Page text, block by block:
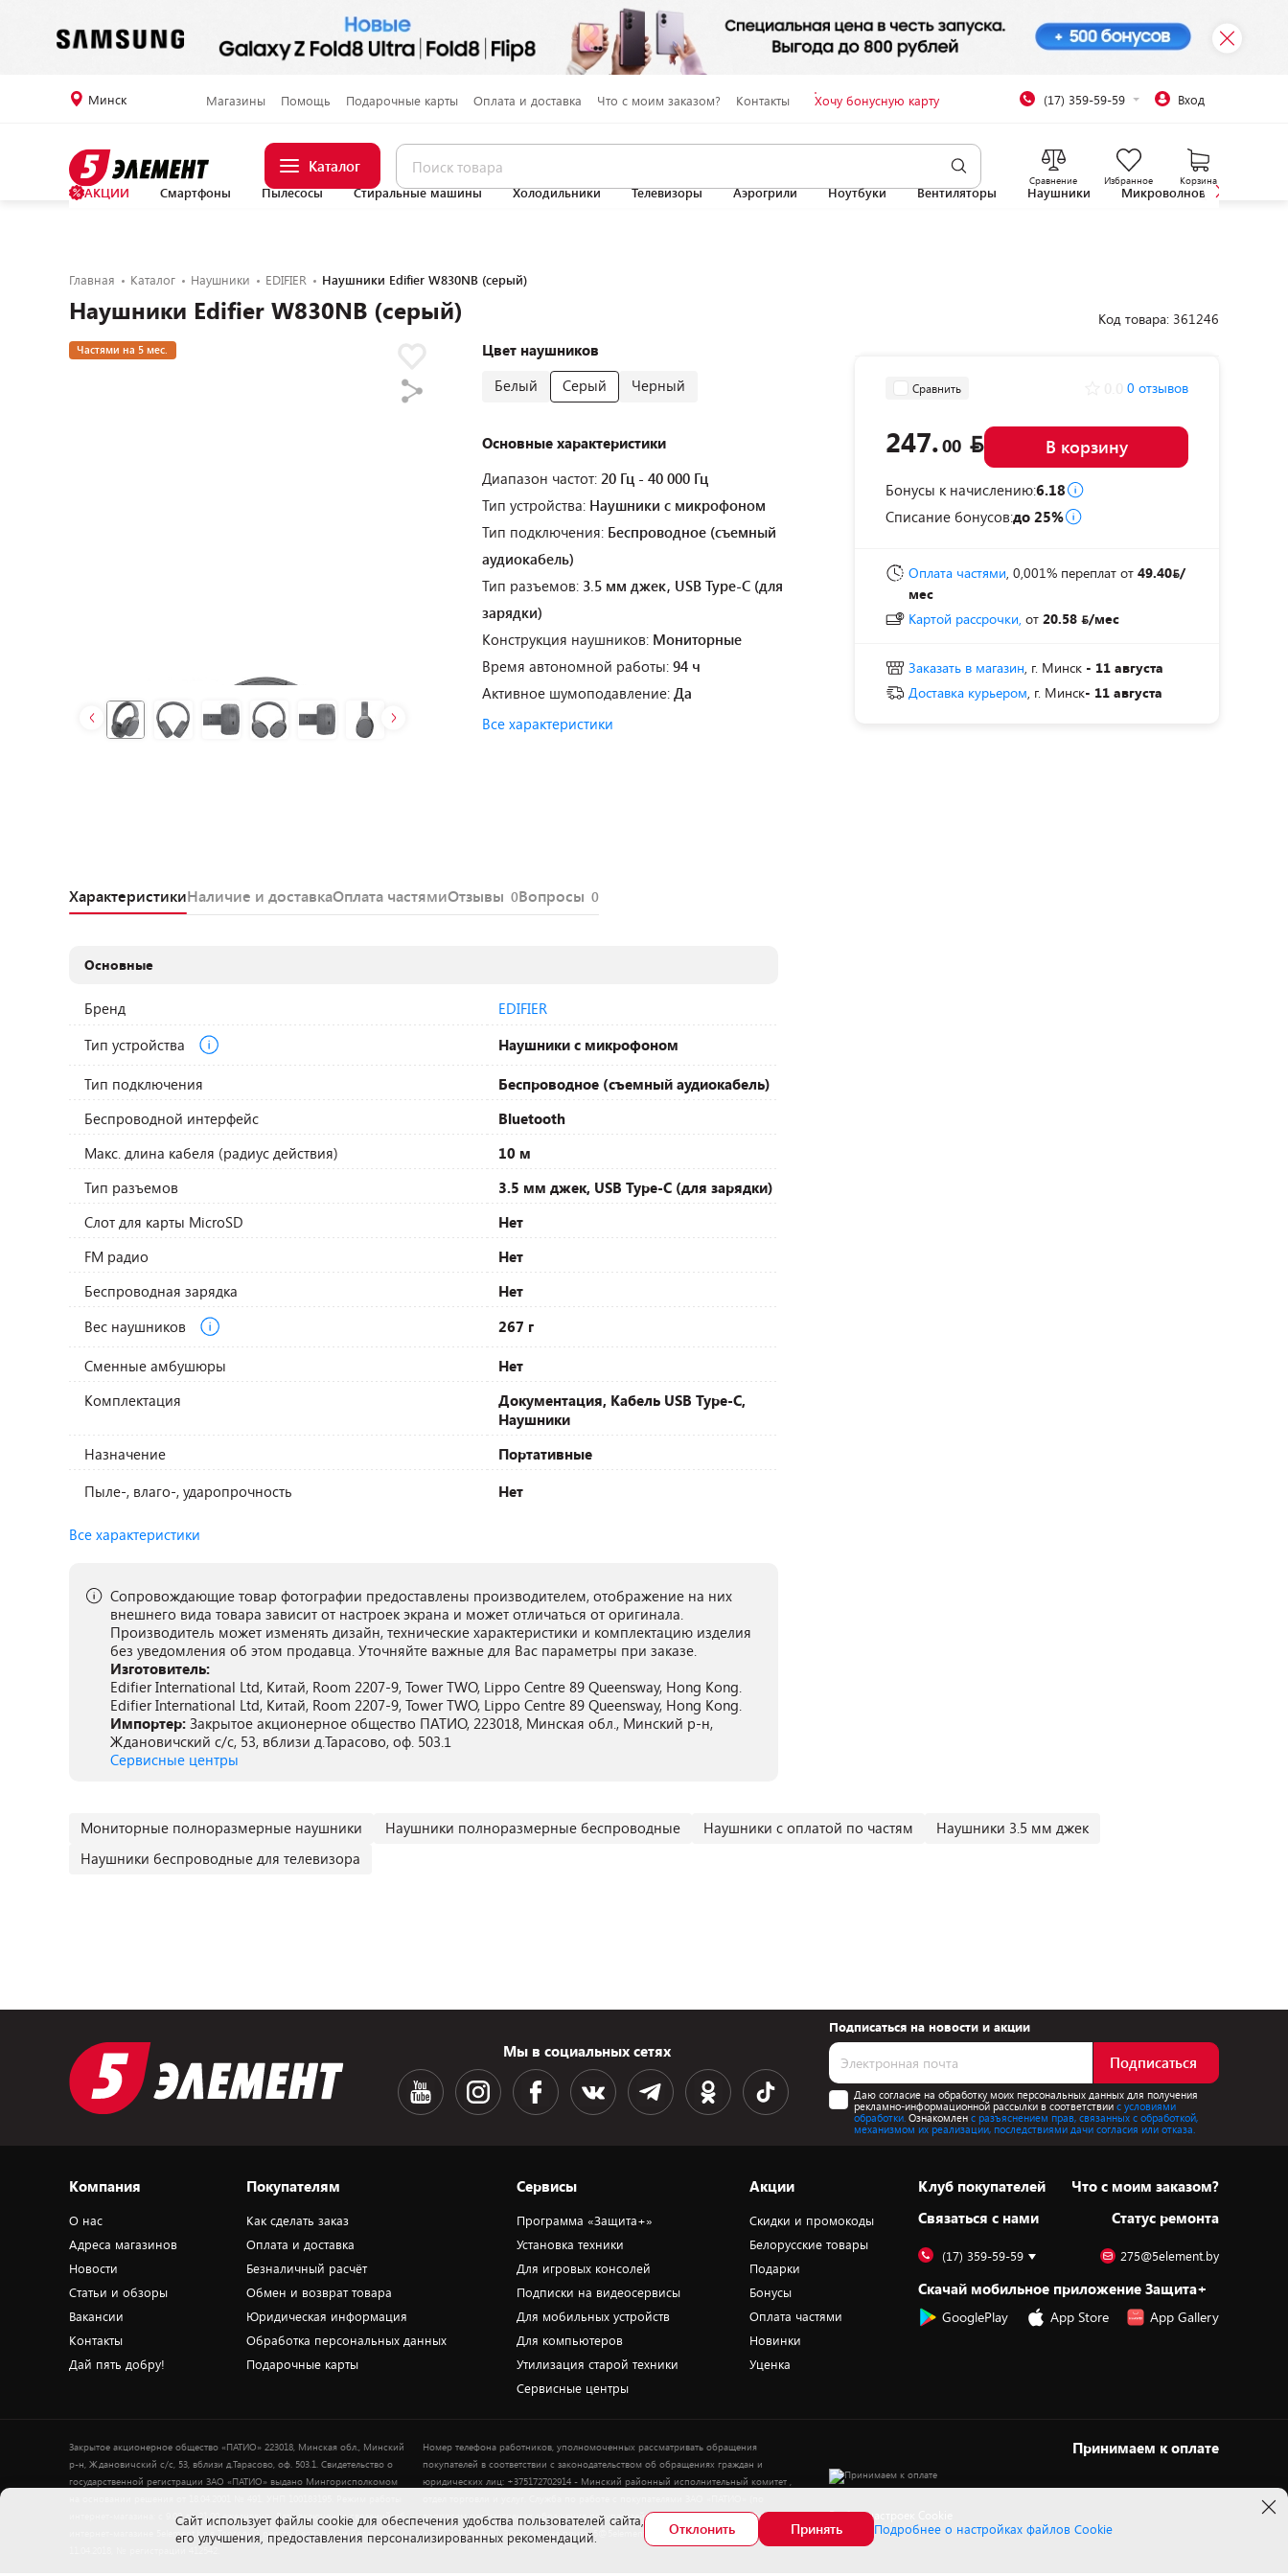
Минск Магазины Помощь Подарочные карты Оплата и доставка Что с моим заказом? Контакты Хочу бонусную карту (17) 359-59-59 Вход
Каталог
Сравнение Избранное Корзина
АКЦИИ Смартфоны Пылесосы Стиральные машины Холодильники Телевизоры Аэрогрили Ноутбуки Вентиляторы Наушники Микроволновые печи
Главная Каталог Наушники EDIFIER Наушники Edifier W830NB (серый)
Наушники Edifier W830NB (серый)
Частями на 5 мес.
Цвет наушников
Белый
Серый Черный
Основные характеристики
Диапазон частот: 20 Гц - 40 000 Гц
Тип устройства: Наушники с микрофоном
Тип подключения: Беспроводное (съемный
аудиокабель)
Тип разъемов: 3.5 мм джек, USB Type-C (для
зарядки)
Конструкция наушников: Мониторные
Время автономной работы: 94 ч
Активное шумоподавление: Да
Все характеристики
Код товара: 361246
Сравнить 0 отзывов
247.00 В корзину
Бонусы к начислению:6.18
Списание бонусов:до 25%
Оплата частями, 0,001% переплат от 49.40 /
мес
Картой рассрочки, от 20.58 /мес
Заказать в магазин, г. Минск - 11 августа
Доставка курьером, г. Минск- 11 августа
ХарактеристикиНаличие и доставкаОплата частямиОтзывы 0Вопросы 0
Основные
Бренд
EDIFIER
Тип устройства
Наушники с микрофоном
Тип подключения
Беспроводное (съемный аудиокабель)
Беспроводной интерфейс
Bluetooth
Макс. длина кабеля (радиус действия)
10 м
Тип разъемов
3.5 мм джек, USB Type-C (для зарядки)
Слот для карты MicroSD
Нет
FM радио
Нет
Беспроводная зарядка
Нет
Вес наушников
267 г
Сменные амбушюры
Нет
Комплектация
Документация, Кабель USB Type-C,
Наушники
Назначение
Портативные
Пыле-, влаго-, ударопрочность
Нет
Все характеристики
Сопровождающие товар фотографии предоставлены производителем, отображение на них
внешнего вида товара зависит от настроек экрана и может отличаться от оригинала.
Производитель может изменять дизайн, технические характеристики и комплектацию изделия
без уведомления об этом продавца. Уточняйте важные для Вас параметры при заказе.
Изготовитель:
Edifier International Ltd, Китай, Room 2207-9, Tower TWO, Lippo Centre 89 Queensway, Hong Kong.
Edifier International Ltd, Китай, Room 2207-9, Tower TWO, Lippo Centre 89 Queensway, Hong Kong.
Импортер: Закрытое акционерное общество ПАТИО, 223018, Минская обл., Минский р-н,
Ждановичский с/с, 53, вблизи д.Тарасово, оф. 503.1
Сервисные центры
Мониторные полноразмерные наушники Наушники полноразмерные беспроводные Наушники с оплатой по частям
Наушники 3.5 мм джек
Наушники беспроводные для телевизора
Мы в социальных сетях
Подписаться на новости и акции
Подписаться
Даю согласие на обработку моих персональных данных для получения
рекламно-информационной рассылки в соответствиис условиями
обработки. Ознакомлен с разъяснением прав, связанных с обработкой,
механизмом их реализации, последствиями дачи согласия или отказа.
Компания
О нас
Адреса магазинов
Новости
Статьи и обзоры
Вакансии
Контакты
Дай пять добру!
Покупателям
Как сделать заказ
Оплата и доставка
Безналичный расчёт
Обмен и возврат товара
Юридическая информация
Обработка персональных данных
Подарочные карты
Сервисы
Программа «Защита+»
Установка техники
Для игровых консолей
Подписки на видеосервисы
Для мобильных устройств
Для компьютеров
Утилизация старой техники
Сервисные центры
Акции
Скидки и промокоды
Белорусские товары
Подарки
Бонусы
Оплата частями
Новинки
Уценка
Клуб покупателей
Cвязаться с нами
Что с моим заказом?
Статус ремонта
(17) 359-59-59 275@5element.by
Скачай мобильное приложение Защита+
GooglePlay App Store App Gallery
Закрытое акционерное общество «ПАТИО» 223018, Минская обл., Минский
р-н, Ждановичский с/с, 53, вблизи д.Тарасово, оф. 503.1. Свидетельство о
государственной регистрации ЗАО «ПАТИО» выдано Мингорисполкомом
интернет-магазина: с 9.00 до 21.00 ежедневно. Дата включения сведений об
интернет-магазине 5element.by в Торговый реестр Республики Беларусь -
Номер телефона работников, уполномоченных рассматривать обращения
покупателей в соответствии с законодательством об обращениях граждан и
юридических лиц: +375172702914 - Минский районный исполнительный комитет ,
вопросам рассмотрения обращения покупателей о нарушении их прав): Тел.:
+37517-359-23-83. Электронная почта: 5@5element.by
Принимаем к оплате
Выбор настроек Cookie
Cайт использует файлы cookie для обеспечения удобства пользователей сайта,
его улучшения, предоставления персонализированных рекомендаций.
Отклонить Принять Подробнее о настройках файлов Cookie